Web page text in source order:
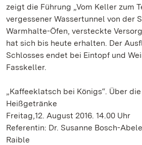
zeigt die Führung „Vom Keller zum
vergessener Wassertunnel von der
Warmhalte-Öfen, versteckte
hat sich bis heute erhalten. Der
Schlosses endet bei Eintopf und
Fasskeller.
„Kaffeeklatsch bei Königs“. Über
Heißgetränke
Freitag,12. August 2016. 14.00 Uhr
Referentin: Dr. Susanne Bosch-
Raible